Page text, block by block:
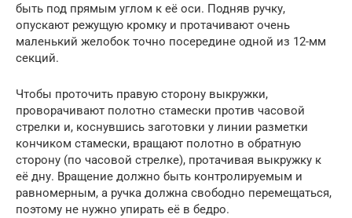
быть под прямым углом к её оси. Подняв ручку,
опускают режущую кромку и протачивают очень
маленький желобок точно посередине одной из 12-мм
секций.
Чтобы проточить правую сторону выкружки,
проворачивают полотно стамески против часовой
стрелки и, коснувшись заготовки у линии разметки
кончиком стамески, вращают полотно в обратную
сторону (по часовой стрелке), протачивая выкружку к
её дну. Вращение должно быть контролируемым и
равномерным, а ручка должна свободно перемещаться,
поэтому не нужно упирать её в бедро.